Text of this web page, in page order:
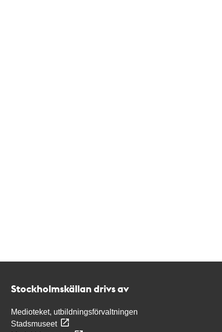
Stockholmskällan drivs av
Medioteket, utbildningsförvaltningen
Stadsmuseet